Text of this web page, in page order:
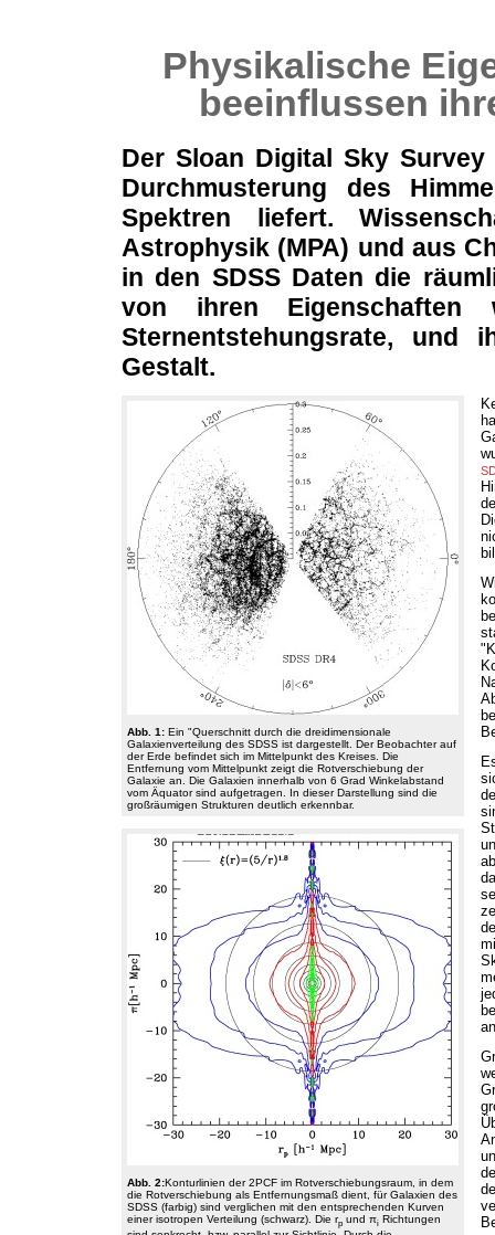
Physikalische
beeinflussen
Der Sloan Digital Sky
Durchmusterung des
Spektren liefert.
Astrophysik (MPA) und aus
in den SDSS Daten die
von ihren
Sternentstehungsrate, und
Gestalt.
Abb. 1: Ein "Querschnitt durch die dreidimensionale
Galaxienverteilung des SDSS ist dargestellt. Der Beobachter auf
der Erde befindet sich im Mittelpunkt des Kreises. Die
Entfernung vom Mittelpunkt zeigt die Rotverschiebung der
Galaxie an. Die Galaxien innerhalb von 6 Grad Winkelabstand
vom Äquator sind aufgetragen. In dieser Darstellung sind die
großräumigen Strukturen deutlich erkennbar.
Abb. 2:Konturlinien der 2PCF im Rotverschiebungsraum, in dem
die Rotverschiebung als Entfernungsmaß dient, für Galaxien des
SDSS (farbig) sind verglichen mit den entsprechenden Kurven
einer isotropen Verteilung (schwarz). Die rp und πi Richtungen